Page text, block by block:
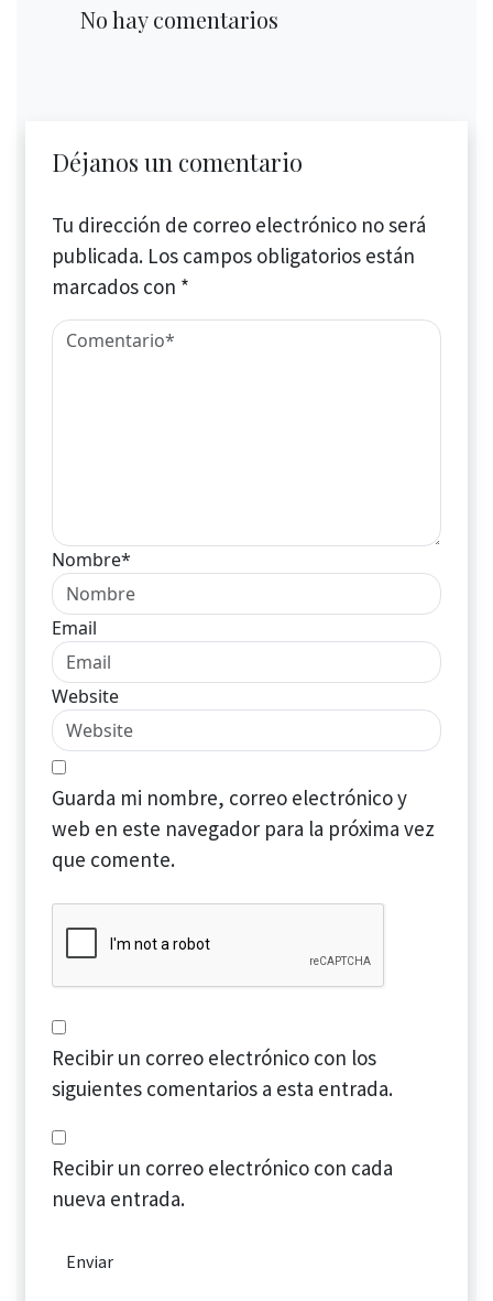
No hay comentarios
Déjanos un comentario
Tu dirección de correo electrónico no será
publicada. Los campos obligatorios están
marcados con *
Nombre*
Email
Website
Guarda mi nombre, correo electrónico y
web en este navegador para la próxima vez
que comente.
Recibir un correo electrónico con los
siguientes comentarios a esta entrada.
Recibir un correo electrónico con cada
nueva entrada.